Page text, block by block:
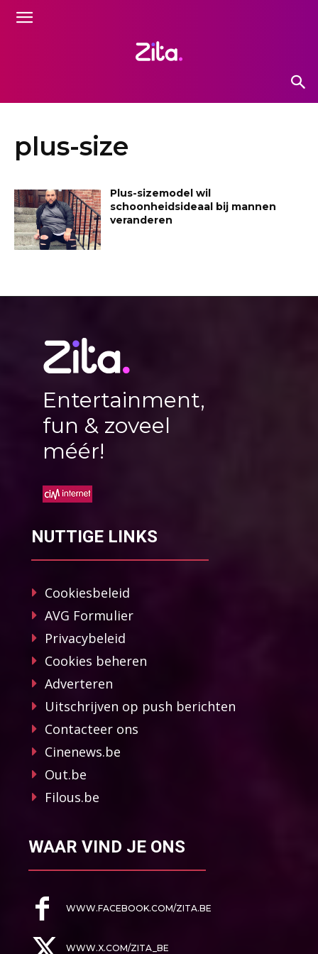
plus-size
Plus-sizemodel wil
schoonheidsideaal bij mannen
veranderen
Entertainment,
fun & zoveel
méér!
NUTTIGE LINKS
Cookiesbeleid
AVG Formulier
Privacybeleid
Cookies beheren
Adverteren
Uitschrijven op push berichten
Contacteer ons
Cinenews.be
Out.be
Filous.be
WAAR VIND JE ONS
WWW.FACEBOOK.COM/ZITA.BE
WWW.X.COM/ZITA_BE